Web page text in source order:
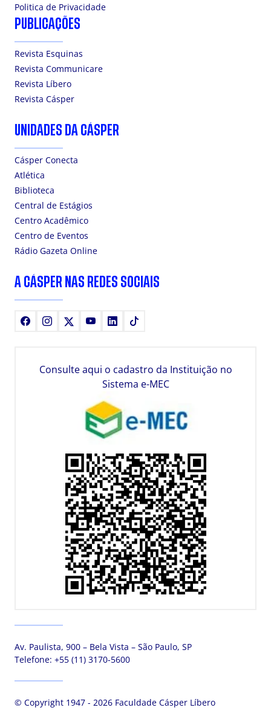
Politica de Privacidade
PUBLICAÇÕES
Revista Esquinas
Revista Communicare
Revista Líbero
Revista Cásper
UNIDADES DA CÁSPER
Cásper Conecta
Atlética
Biblioteca
Central de Estágios
Centro Acadêmico
Centro de Eventos
Rádio Gazeta Online
A CÁSPER NAS REDES SOCIAIS
FacebookInstagram YoutubeLinkedIn
Consulte aqui o cadastro da Instituição no
Sistema e-MEC
Av. Paulista, 900 – Bela Vista – São Paulo, SP
Telefone: +55 (11) 3170-5600
© Copyright 1947 - 2026 Faculdade Cásper Líbero